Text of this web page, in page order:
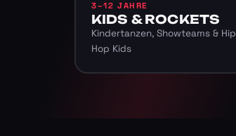
3–12 JAHRE
KIDS & ROCKETS
Kindertanzen, Showteams & Hip
Hop Kids